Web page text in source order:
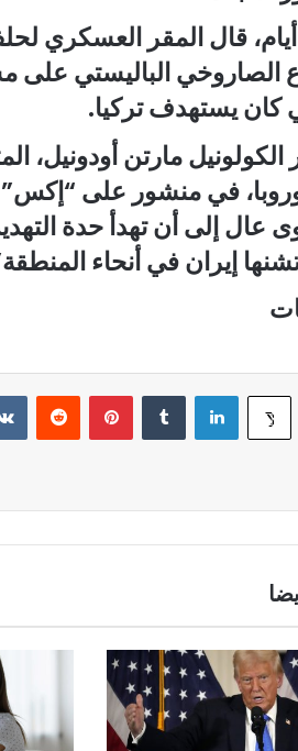
قال المقر العسكري
الصاروخي الباليستي
كان يستهدف تركيا.
الكولونيل مارتن
في منشور على
عال إلى أن تهدأ حدة
إيران في أنحاء
فيسبوك ‫X لينكدإن بينتيريست